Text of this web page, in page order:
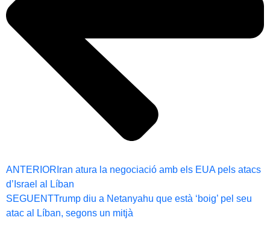
ANTERIOR Iran atura la negociació amb els EUA pels atacs
d’Israel al Líban
SEGUENTTrump diu a Netanyahu que està ‘boig’ pel seu
atac al Líban, segons un mitjà